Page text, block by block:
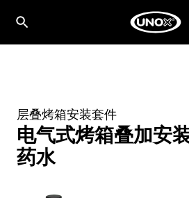
层叠烤箱安装套件
电气式烤箱叠加安
药水